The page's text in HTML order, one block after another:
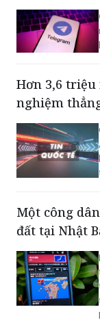
Hơn 3,6 triệu
Một công
Ít nhất 13